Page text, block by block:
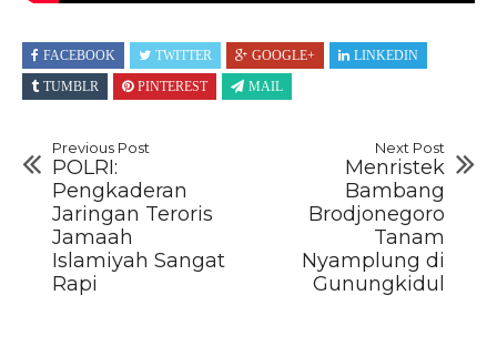
FACEBOOK TWITTER GOOGLE+
LINKEDIN
TUMBLR
PINTEREST MAIL
Previous Post
POLRI:
Pengkaderan
Jaringan Teroris
Jamaah
Islamiyah Sangat
Rapi
Next Post
Menristek
Bambang
Brodjonegoro
Tanam
Nyamplung di
Gunungkidul